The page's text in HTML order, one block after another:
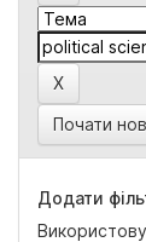
Почати
Додати